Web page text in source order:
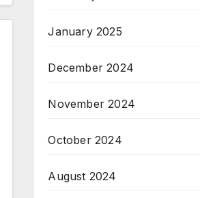
January 2025
December 2024
November 2024
October 2024
August 2024